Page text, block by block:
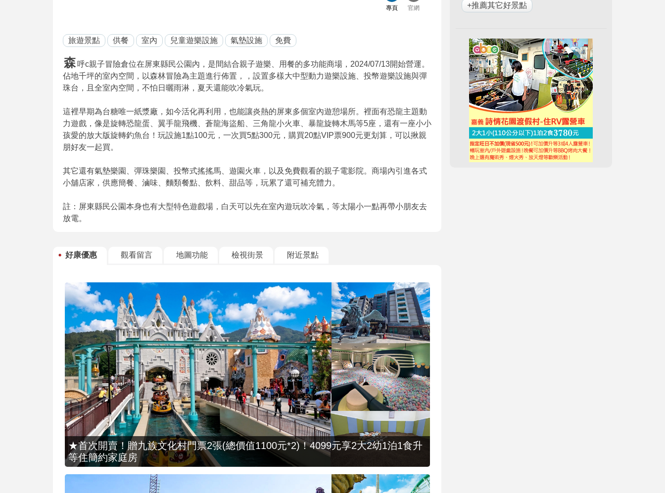
專頁 官網
旅遊景點 供餐 室內 兒童遊樂設施 氣墊設施 免費
森 呼c親子冒險倉位在屏東縣民公園內，是間結合親子遊樂、用餐的多功能商場，2024/07/13開始營運。
佔地千坪的室內空間，以森林冒險為主題進行佈置，，設置多樣大中型動力遊樂設施、投幣遊樂設施與彈
珠台，且全室內空間，不怕日曬雨淋，夏天還能吹冷氣玩。
這裡早期為台糖唯一紙漿廠，如今活化再利用，也能讓炎熱的屏東多個室內遊憩場所。裡面有恐龍主題動
力遊戲，像是旋轉恐龍蛋、翼手龍飛機、蒼龍海盜船、三角龍小火車、暴龍旋轉木馬等5座，還有一座小小
孩愛的放大版旋轉釣魚台！玩設施1點100元，一次買5點300元，購買20點VIP票900元更划算，可以揪親
朋好友一起買。
其它還有氣墊樂園、彈珠樂園、投幣式搖搖馬、遊園火車，以及免費觀看的親子電影院。商場內引進各式
小舖店家，供應簡餐、滷味、麵類餐點、飲料、甜品等，玩累了還可補充體力。
註：屏東縣民公園本身也有大型特色遊戲場，白天可以先在室內遊玩吹冷氣，等太陽小一點再帶小朋友去
放電。
好康優惠 觀看留言 地圖功能 檢視街景 附近景點
★首次開賣！贈九族文化村門票2張(總價值1100元*2)！4099元享2大2幼1泊1食升
等住簡約家庭房
+推薦其它好景點